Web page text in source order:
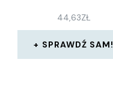
44,63ZŁ
SPRAWDŹ SAM!